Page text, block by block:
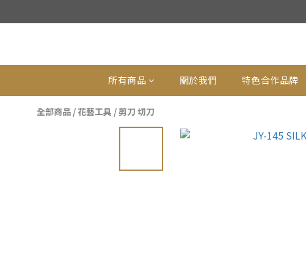
所有商品 關於我們 特色合作品牌
全部商品 /花藝工具 / 剪刀 切刀